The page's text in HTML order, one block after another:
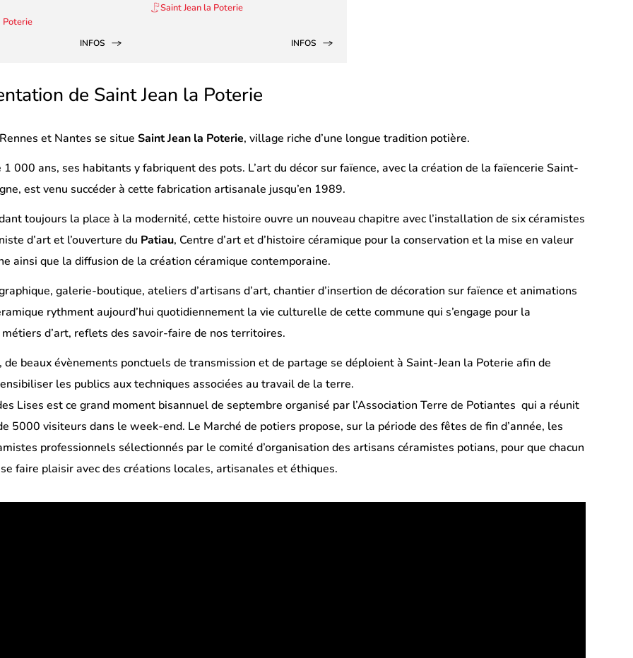
Poterie
INFOS
Saint Jean la Poterie
INFOS
de Saint Jean la Poterie
et Nantes se situeSaint Jean la Poterie, village riche d’une longue tradition potière.
000 ans, ses habitants y fabriquent des pots. L’art du décor sur faïence, avec la création de la faïencerie Saint-
est venu succéder à cette fabrication artisanale jusqu’en 1989.
toujours la place à la modernité, cette histoire ouvre un nouveau chapitre avec l’installation de six céramistes
d’art et l’ouverture du Patiau, Centre d’art et d’histoire céramique pour la conservation et la mise en valeur
ainsi que la diffusion de la création céramique contemporaine.
galerie-boutique, ateliers d’artisans d’art, chantier d’insertion de décoration sur faïence et animations
rythment aujourd’hui quotidiennement la vie culturelle de cette commune qui s’engage pour la
d’art, reflets des savoir-faire de nos territoires.
beaux évènements ponctuels de transmission et de partage se déploient à Saint-Jean la Poterie afin de
les publics aux techniques associées au travail de la terre.
Lises est ce grand moment bisannuel de septembre organisé par l’Association Terre de Potiantes qui a réunit
5000 visiteurs dans le week-end. Le Marché de potiers propose, sur la période des fêtes de fin d’année, les
professionnels sélectionnés par le comité d’organisation des artisans céramistes potians, pour que chacun
faire plaisir avec des créations locales, artisanales et éthiques.